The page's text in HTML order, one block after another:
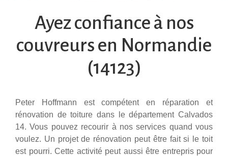
Ayez confiance à nos
couvreurs en Normandie
(14123)
Peter Hoffmann est compétent en réparation et
rénovation de toiture dans le département Calvados
14. Vous pouvez recourir à nos services quand vous
voulez. Un projet de rénovation peut être fait si le toit
est pourri. Cette activité peut aussi être entrepris pour